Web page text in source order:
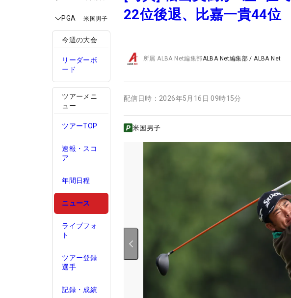
PGA 米国男子
今週の大会
リーダーボ
ード
ツアーメニ
ュー
ツアーTOP
速報・スコ
ア
年間日程
ニュース
ライブフォ
ト
ツアー登録
選手
記録・成績
22位後退、比嘉一貴44位
所属ALBA Net編集部ALBA Net編集部 /ALBA Net
配信日時： 2026年5月16日 09時15分
米国男子